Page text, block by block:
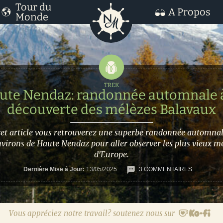
Tour du
Monde
A Propos
Vous appréciez notre travail? soutenez nous sur
Nendaz: randonnée automnale
découverte des mélèzes Balavaux
article vous retrouverez une superbe randonnée
de Haute Nendaz pour aller observer les plus vieux
d'Europe.
Dernière Mise à Jour: 13/05/2025 3 COMMENTAIRES